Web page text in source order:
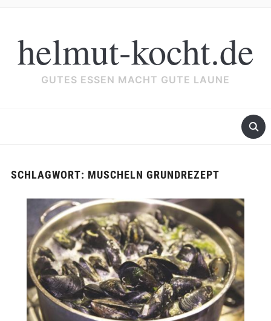
helmut-kocht.de
GUTES ESSEN MACHT GUTE LAUNE
SCHLAGWORT: MUSCHELN GRUNDREZEPT